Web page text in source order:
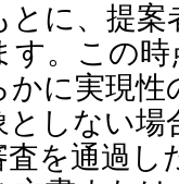
に、提案
す。この
に実現
としない場
を通過し